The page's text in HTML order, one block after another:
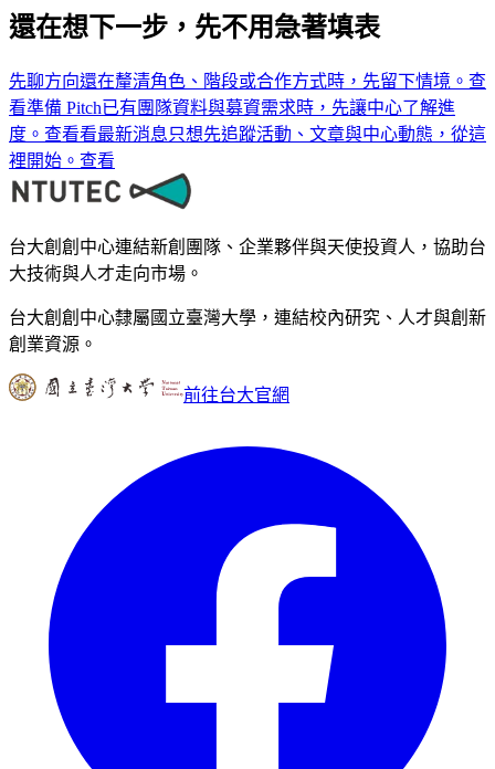
還在想下一步，先不用急著填表
先聊方向還在釐清角色、階段或合作方式時，先留下情境。 查
看準備 Pitch已有團隊資料與募資需求時，先讓中心了解進
度。 查看看最新消息只想先追蹤活動、文章與中心動態，從這
裡開始。 查看
台大創創中心連結新創團隊、企業夥伴與天使投資人，協助台
大技術與人才走向市場。
台大創創中心隸屬國立臺灣大學，連結校內研究、人才與創新
創業資源。
前往台大官網